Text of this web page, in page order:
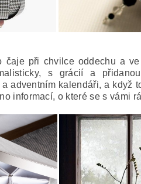
čaje při chvilce oddechu a
s grácií a
adventním kalendáři, a když
informací, o které se s vámi